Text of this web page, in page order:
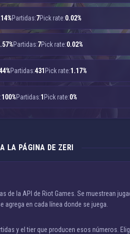
Partidas:7Pick rate:0.02%
Partidas:7Pick rate:0.02%
Partidas:431 Pick rate:1.17%
100%Partidas:1 Pick rate:0%
LA PÁGINA DE ZERI
la API de Riot Games. Se muestrean
agrega en cada línea donde se juega.
y el tier que producen esos números.